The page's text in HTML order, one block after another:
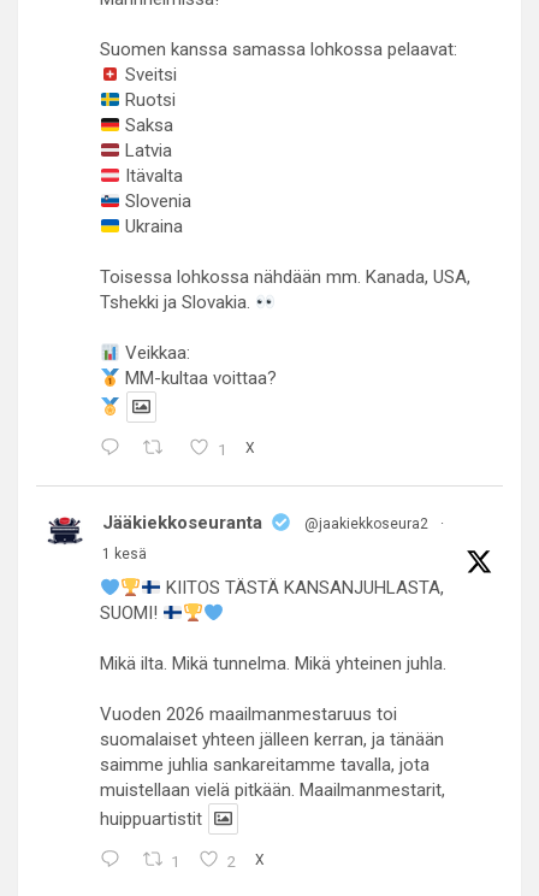
Suomen kanssa samassa lohkossa pelaavat:
Sveitsi
Ruotsi
Saksa
Latvia
Itävalta
Slovenia
Ukraina
Toisessa lohkossa nähdään mm. Kanada, USA,
Tshekki ja Slovakia.
Veikkaa:
MM-kultaa voittaa?
1 X
Jääkiekkoseuranta @jaakiekkoseura2
·
1 kesä
KIITOS TÄSTÄ KANSANJUHLASTA,
SUOMI!
Mikä ilta. Mikä tunnelma. Mikä yhteinen juhla.
Vuoden 2026 maailmanmestaruus toi
suomalaiset yhteen jälleen kerran, ja tänään
saimme juhlia sankareitamme tavalla, jota
muistellaan vielä pitkään. Maailmanmestarit,
huippuartistit
1 2 X